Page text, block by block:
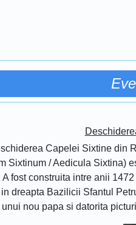
Capelei Sixtine
Sixtinum / Aedicula Sixtina)
fost construita intre anii
dreapta Bazilicii Sfantul
nou papa si datorita